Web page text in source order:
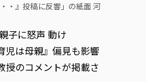
・』投稿に反響」の紙面 河
子に怒声 動け
は母親』偏見も影響
授のコメントが掲載さ